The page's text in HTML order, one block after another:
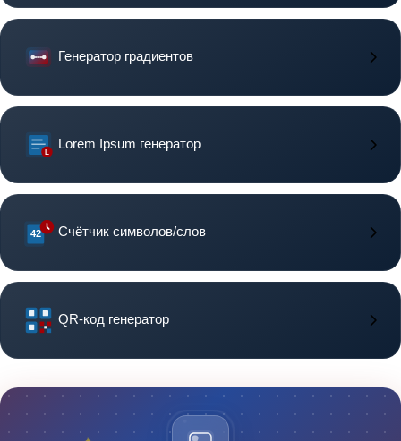
Генератор градиентов
L
Lorem Ipsum генератор
42 Счётчик символов/слов
QR-код генератор